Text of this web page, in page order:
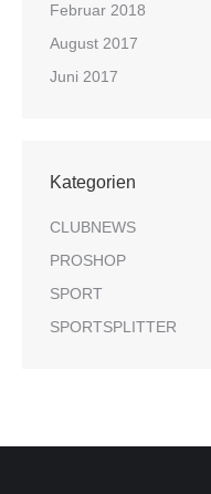
Februar 2018
August 2017
Juni 2017
Kategorien
CLUBNEWS
PROSHOP
SPORT
SPORTSPLITTER